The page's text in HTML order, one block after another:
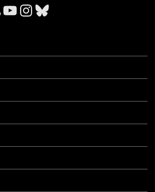
YouTubeInstagram
Bluesky